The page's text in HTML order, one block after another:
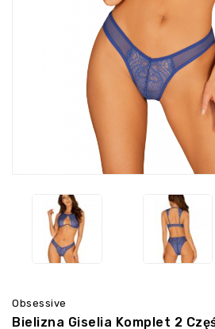
Obsessive
Bielizna Giselia Komplet 2